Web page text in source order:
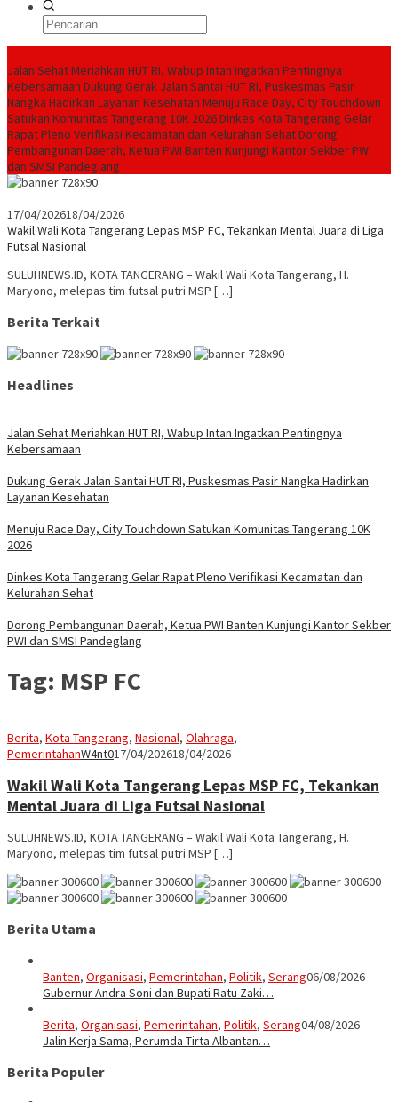
Jalan Sehat Meriahkan HUT RI, Wabup Intan Ingatkan Pentingnya
Kebersamaan Dukung Gerak Jalan Santai HUT RI, Puskesmas Pasir
Nangka Hadirkan Layanan Kesehatan Menuju Race Day, City Touchdown
Satukan Komunitas Tangerang 10K 2026Dinkes Kota Tangerang Gelar
Rapat Pleno Verifikasi Kecamatan dan Kelurahan SehatDorong
Pembangunan Daerah, Ketua PWI Banten Kunjungi Kantor Sekber PWI
dan SMSI Pandeglang
17/04/202618/04/2026
Wakil Wali Kota Tangerang Lepas MSP FC, Tekankan Mental Juara di Liga
Futsal Nasional
SULUHNEWS.ID, KOTA TANGERANG – Wakil Wali Kota Tangerang, H.
Maryono, melepas tim futsal putri MSP […]
Berita Terkait
Headlines
Jalan Sehat Meriahkan HUT RI, Wabup Intan Ingatkan Pentingnya
Kebersamaan
Dukung Gerak Jalan Santai HUT RI, Puskesmas Pasir Nangka Hadirkan
Layanan Kesehatan
Menuju Race Day, City Touchdown Satukan Komunitas Tangerang 10K
2026
Dinkes Kota Tangerang Gelar Rapat Pleno Verifikasi Kecamatan dan
Kelurahan Sehat
Dorong Pembangunan Daerah, Ketua PWI Banten Kunjungi Kantor Sekber
PWI dan SMSI Pandeglang
Tag: MSP FC
Berita, Kota Tangerang, Nasional, Olahraga,
PemerintahanW4nt017/04/202618/04/2026
Wakil Wali Kota Tangerang Lepas MSP FC, Tekankan
Mental Juara di Liga Futsal Nasional
SULUHNEWS.ID, KOTA TANGERANG – Wakil Wali Kota Tangerang, H.
Maryono, melepas tim futsal putri MSP […]
Berita Utama
Banten, Organisasi, Pemerintahan, Politik, Serang06/08/2026
Gubernur Andra Soni dan Bupati Ratu Zaki…
Berita, Organisasi, Pemerintahan, Politik, Serang04/08/2026
Jalin Kerja Sama, Perumda Tirta Albantan…
Berita Populer